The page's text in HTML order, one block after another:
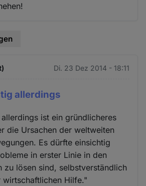
Di. 23 Dez 2014 - 18:11
allerdings
ist ein gründlicheres
die Ursachen der weltweiten
Es dürfte einsichtig
in erster Linie in den
zu lösen sind, selbstverständlich
wirtschaftlichen Hilfe."